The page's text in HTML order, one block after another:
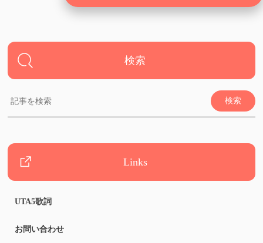
検索
Links
UTA5歌詞
お問い合わせ